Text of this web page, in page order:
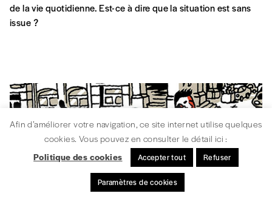
de la vie quotidienne. Est-ce à dire que la situation est sans
issue ?
Afin d’améliorer votre navigation, ce site internet utilise quelques
cookies. Vous pouvez en consulter le détail ici :
Politique des cookies
Accepter tout Refuser
Paramètres de cookies